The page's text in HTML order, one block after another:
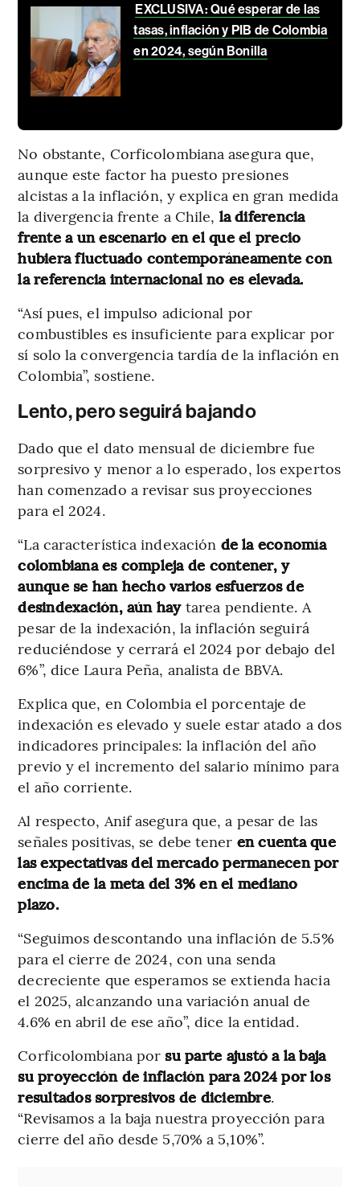
EXCLUSIVA: Qué esperar de las
tasas, inflación y PIB de Colombia
en 2024, según Bonilla
No obstante, Corficolombiana asegura que,
aunque este factor ha puesto presiones
alcistas a la inflación, y explica en gran medida
la divergencia frente a Chile, la diferencia
frente a un escenario en el que el precio
hubiera fluctuado contemporáneamente con
la referencia internacional no es elevada.
“Así pues, el impulso adicional por
combustibles es insuficiente para explicar por
sí solo la convergencia tardía de la inflación en
Colombia”, sostiene.
Lento, pero seguirá bajando
Dado que el dato mensual de diciembre fue
sorpresivo y menor a lo esperado, los expertos
han comenzado a revisar sus proyecciones
para el 2024.
“La característica indexación de la economía
colombiana es compleja de contener, y
aunque se han hecho varios esfuerzos de
desindexación, aún hay tarea pendiente. A
pesar de la indexación, la inflación seguirá
reduciéndose y cerrará el 2024 por debajo del
6%”, dice Laura Peña, analista de BBVA.
Explica que, en Colombia el porcentaje de
indexación es elevado y suele estar atado a dos
indicadores principales: la inflación del año
previo y el incremento del salario mínimo para
el año corriente.
Al respecto, Anif asegura que, a pesar de las
señales positivas, se debe tener en cuenta que
las expectativas del mercado permanecen por
encima de la meta del 3% en el mediano
plazo.
“Seguimos descontando una inflación de 5.5%
para el cierre de 2024, con una senda
decreciente que esperamos se extienda hacia
el 2025, alcanzando una variación anual de
4.6% en abril de ese año”, dice la entidad.
Corficolombiana porsu parte ajustó a la baja
su proyección de inflación para 2024 por los
resultados sorpresivos de diciembre.
“Revisamos a la baja nuestra proyección para
cierre del año desde 5,70% a 5,10%”.